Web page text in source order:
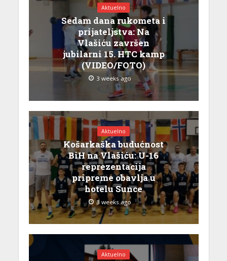
Aktuelno
Sedam dana rukometa i
prijateljstva: Na
Vlašiću završen
jubilarni 15. HTC kamp
(VIDEO/FOTO)
3 weeks ago
Aktuelno
Košarkaška budućnost
BiH na Vlašiću: U-16
reprezentacija
pripreme obavlja u
hotelu Sunce
3 weeks ago
Aktuelno